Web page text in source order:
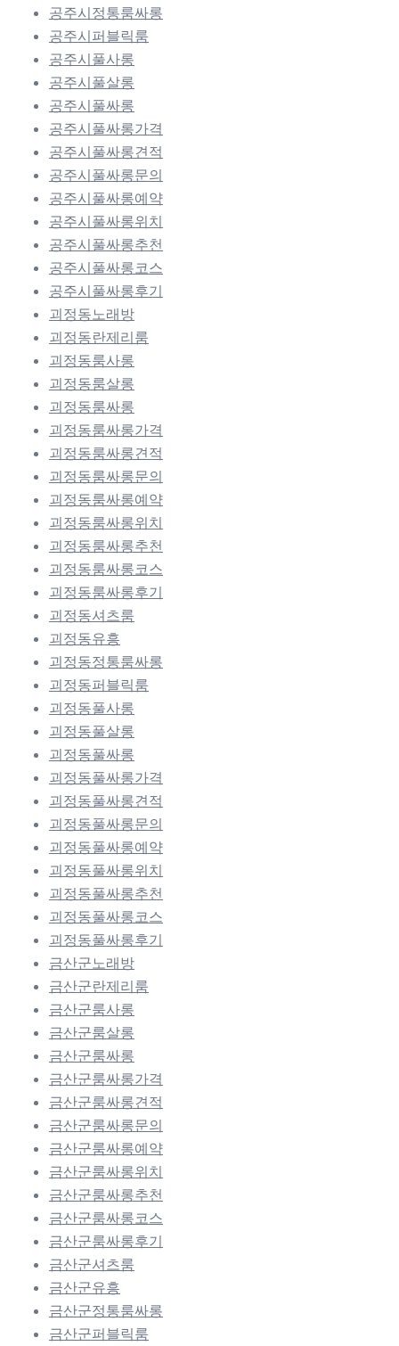
공주시정통룸싸롱
공주시퍼블릭룸
공주시풀사롱
공주시풀살롱
공주시풀싸롱
공주시풀싸롱가격
공주시풀싸롱견적
공주시풀싸롱문의
공주시풀싸롱예약
공주시풀싸롱위치
공주시풀싸롱추천
공주시풀싸롱코스
공주시풀싸롱후기
괴정동노래방
괴정동란제리룸
괴정동룸사롱
괴정동룸살롱
괴정동룸싸롱
괴정동룸싸롱가격
괴정동룸싸롱견적
괴정동룸싸롱문의
괴정동룸싸롱예약
괴정동룸싸롱위치
괴정동룸싸롱추천
괴정동룸싸롱코스
괴정동룸싸롱후기
괴정동셔츠룸
괴정동유흥
괴정동정통룸싸롱
괴정동퍼블릭룸
괴정동풀사롱
괴정동풀살롱
괴정동풀싸롱
괴정동풀싸롱가격
괴정동풀싸롱견적
괴정동풀싸롱문의
괴정동풀싸롱예약
괴정동풀싸롱위치
괴정동풀싸롱추천
괴정동풀싸롱코스
괴정동풀싸롱후기
금산군노래방
금산군란제리룸
금산군룸사롱
금산군룸살롱
금산군룸싸롱
금산군룸싸롱가격
금산군룸싸롱견적
금산군룸싸롱문의
금산군룸싸롱예약
금산군룸싸롱위치
금산군룸싸롱추천
금산군룸싸롱코스
금산군룸싸롱후기
금산군셔츠룸
금산군유흥
금산군정통룸싸롱
금산군퍼블릭룸